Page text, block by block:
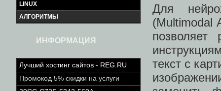
LINUX
АЛГОРИТМЫ
ИНФОРМАЦИЯ
Лучший хостинг сайтов - REG.RU
Промокод 5% скидки на услуги
Для
(Multimodal
позволяет
текст с